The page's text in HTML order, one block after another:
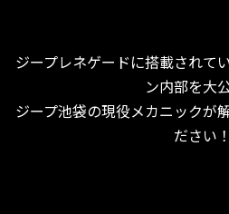
ジープレネゲードに搭載されて
ン内部を大
ジープ池袋の現役メカニックが
ださい！